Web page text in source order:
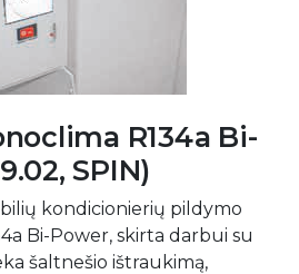
R134a Bi-
SPIN)
kondicionierių pildymo
Bi-Power, skirta darbui su
šaltnešio ištraukimą,